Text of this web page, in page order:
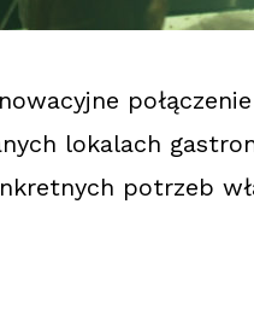
lokalach
potrzeb